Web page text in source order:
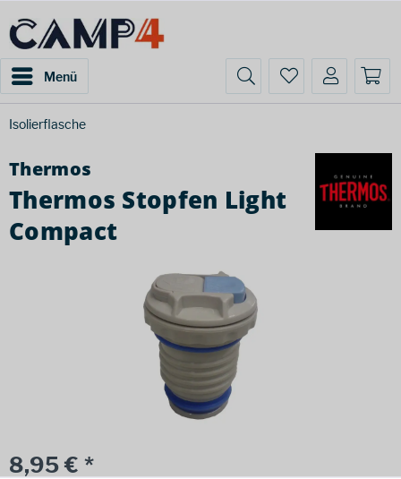
Menü
Isolierflasche
Thermos
Thermos Stopfen Light
Compact
8,95 € *